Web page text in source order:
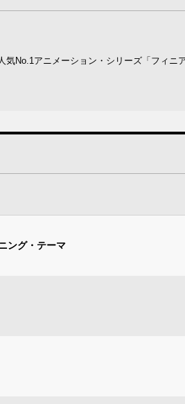
No.1アニメーション・シリーズ「フィニ
ング・テーマ